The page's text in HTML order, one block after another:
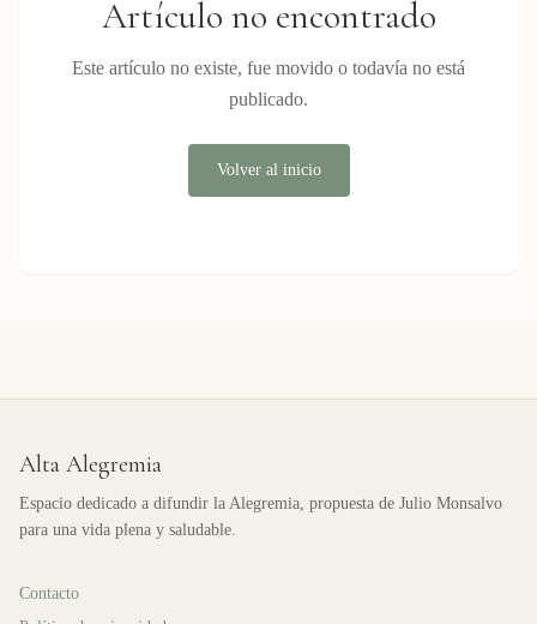
Artículo no encontrado
Este artículo no existe, fue movido o todavía no está
publicado.
Volver al inicio
Alta Alegremia
Espacio dedicado a difundir la Alegremia, propuesta de Julio Monsalvo
para una vida plena y saludable.
Contacto